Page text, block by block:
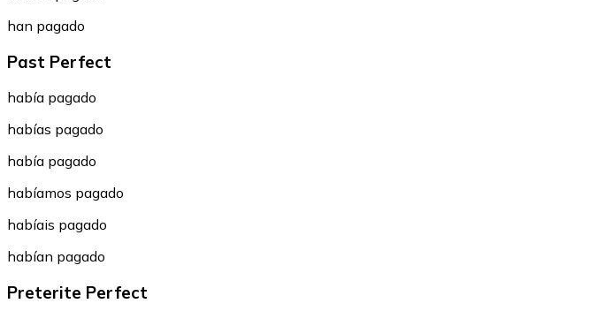
han pagado
Past Perfect
había pagado
habías pagado
había pagado
habíamos pagado
habíais pagado
habían pagado
Preterite Perfect